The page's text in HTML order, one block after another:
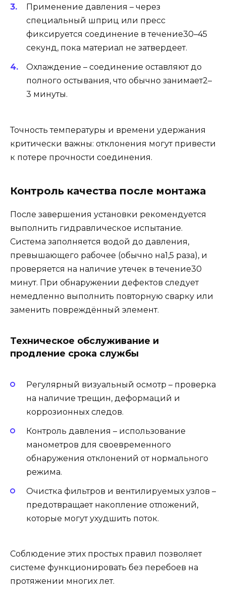
Применение давления – через
специальный шприц или пресс
фиксируется соединение в течение30–45
секунд, пока материал не затвердеет.
Охлаждение – соединение оставляют до
полного остывания, что обычно занимает2–
3 минуты.
Точность температуры и времени удержания
критически важны: отклонения могут привести
к потере прочности соединения.
Контроль качества после монтажа
После завершения установки рекомендуется
выполнить гидравлическое испытание.
Система заполняется водой до давления,
превышающего рабочее (обычно на1,5 раза), и
проверяется на наличие утечек в течение30
минут. При обнаружении дефектов следует
немедленно выполнить повторную сварку или
заменить повреждённый элемент.
Техническое обслуживание и
продление срока службы
Регулярный визуальный осмотр – проверка
на наличие трещин, деформаций и
коррозионных следов.
Контроль давления – использование
манометров для своевременного
обнаружения отклонений от нормального
режима.
Очистка фильтров и вентилируемых узлов –
предотвращает накопление отложений,
которые могут ухудшить поток.
Соблюдение этих простых правил позволяет
системе функционировать без перебоев на
протяжении многих лет.